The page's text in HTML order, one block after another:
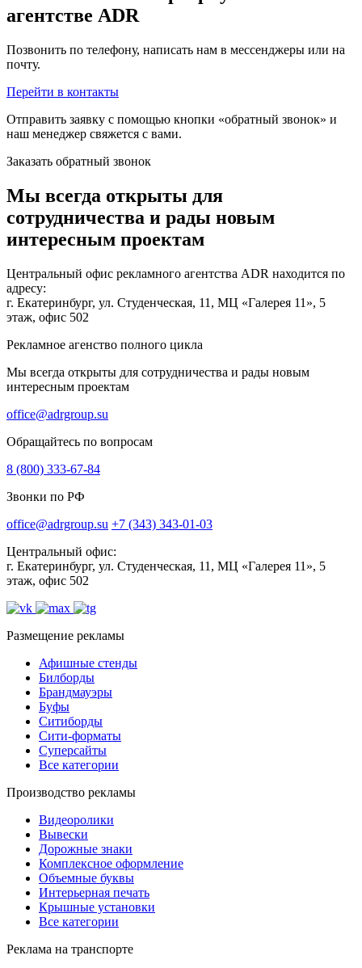
агентстве ADR
Позвонить по телефону, написать нам в мессенджеры или на
почту.
Перейти в контакты
Отправить заявку с помощью кнопки «обратный звонок» и
наш менеджер свяжется с вами.
Заказать обратный звонок
Мы всегда открыты для
сотрудничества и рады новым
интересным проектам
Центральный офис рекламного агентства ADR находится по
адресу:
г. Екатеринбург, ул. Студенческая, 11, МЦ «Галерея 11», 5
этаж, офис 502
Рекламное агенство полного цикла
Мы всегда открыты для сотрудничества и рады новым
интересным проектам
office@adrgroup.su
Обращайтесь по вопросам
8 (800) 333-67-84
Звонки по РФ
office@adrgroup.su +7 (343) 343-01-03
Центральный офис:
г. Екатеринбург, ул. Студенческая, 11, МЦ «Галерея 11», 5
этаж, офис 502
Размещение рекламы
Афишные стенды
Билборды
Брандмауэры
Буфы
Ситиборды
Сити-форматы
Суперсайты
Все категории
Производство рекламы
Видеоролики
Вывески
Дорожные знаки
Комплексное оформление
Объемные буквы
Интерьерная печать
Крышные установки
Все категории
Реклама на транспорте